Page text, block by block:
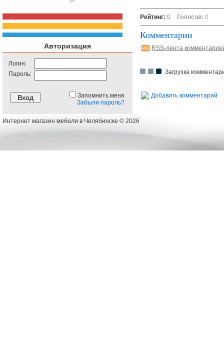
Авторизация
Логин:
Пароль:
Запомнить меня
Забыли пароль?
Рейтинг: 0 Голосов: 0
Комментарии
RSS-лента
Загрузка
Добавить комментарий
Интернет магазин мебели в Челябинске © 2026